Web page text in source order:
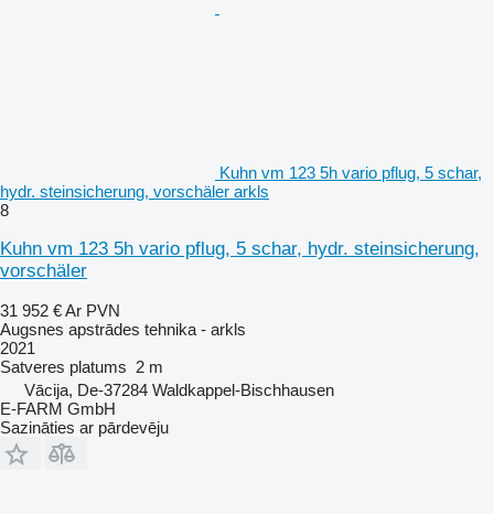
Kuhn vm 123 5h vario pflug, 5 schar,
hydr. steinsicherung, vorschäler arkls
8
Kuhn vm 123 5h vario pflug, 5 schar, hydr. steinsicherung,
vorschäler
31 952 €Ar PVN
Augsnes apstrādes tehnika - arkls
2021
Satveres platums 2 m
Vācija, De-37284 Waldkappel-Bischhausen
E-FARM GmbH
Sazināties ar pārdevēju